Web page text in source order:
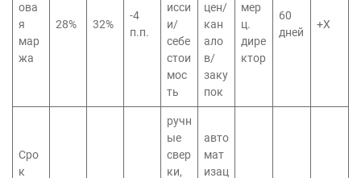
ова
я
мар
жа
28% 32%
-4
п.п.
исси
и/
себе
стои
мос
ть
цен/
кан
ало
в/
заку
пок
мер
ц.
дире
ктор
60
дней
+X
Сро
к
ручн
ые
свер
ки,
авто
мат
изац